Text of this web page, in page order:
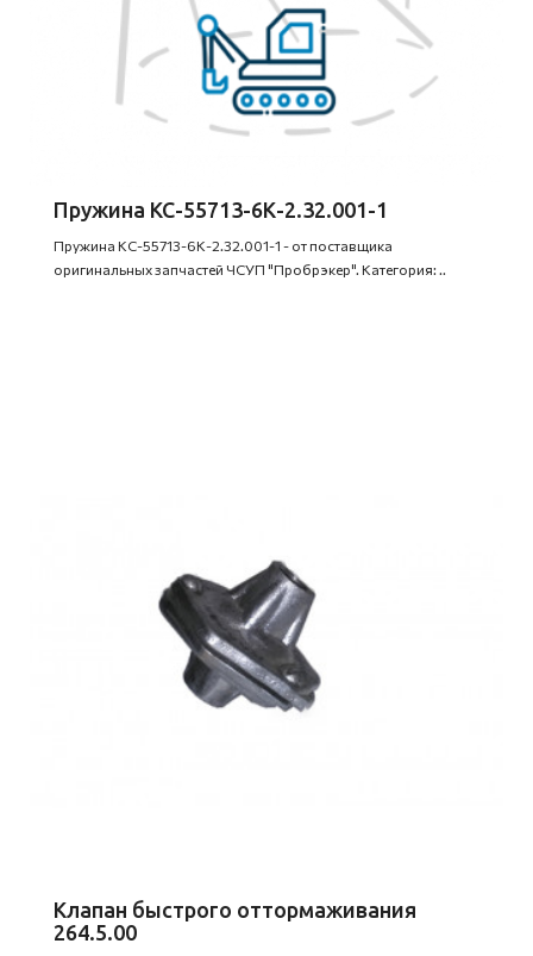
Пружина КС-55713-6К-2.32.001-1
Пружина КС-55713-6К-2.32.001-1 - от поставщика
оригинальных запчастей ЧСУП "Пробрэкер". Категория: ..
Клапан быстрого оттормаживания
264.5.00